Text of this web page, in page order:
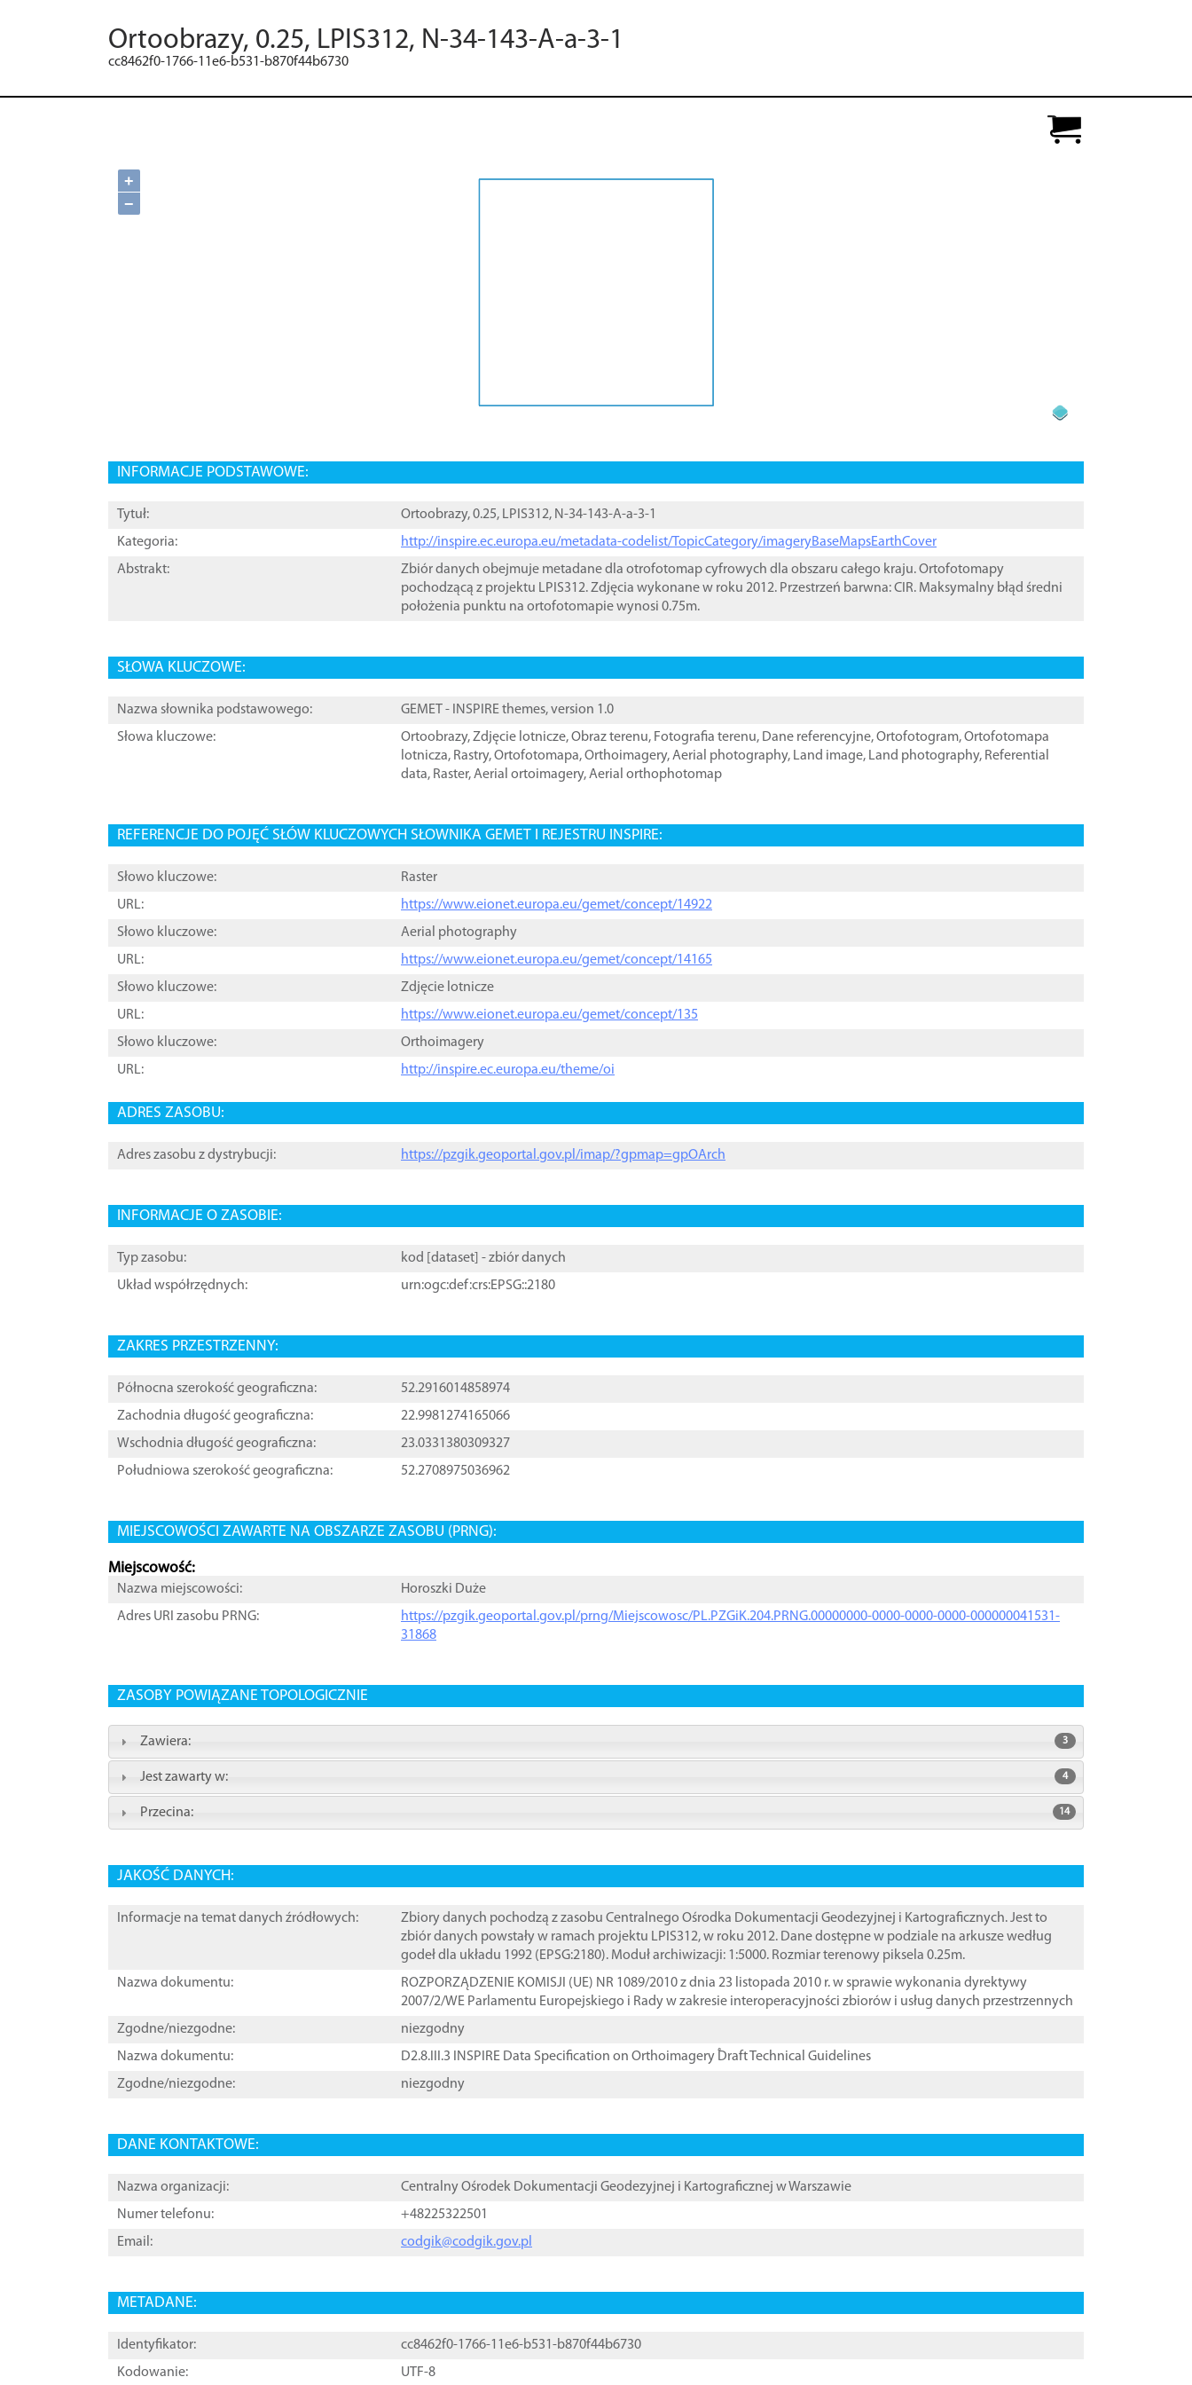
Ortoobrazy, 0.25, LPIS312, N-34-143-A-a-3-1
cc8462f0-1766-11e6-b531-b870f44b6730
+
−
INFORMACJE PODSTAWOWE:
Tytuł:
Ortoobrazy, 0.25, LPIS312, N-34-143-A-a-3-1
Kategoria:
http://inspire.ec.europa.eu/metadata-codelist/TopicCategory/imageryBaseMapsEarthCover
Abstrakt:
Zbiór danych obejmuje metadane dla otrofotomap cyfrowych dla obszaru całego kraju. Ortofotomapy
pochodzącą z projektu LPIS312. Zdjęcia wykonane w roku 2012. Przestrzeń barwna: CIR. Maksymalny błąd średni
położenia punktu na ortofotomapie wynosi 0.75m.
SŁOWA KLUCZOWE:
Nazwa słownika podstawowego:
GEMET - INSPIRE themes, version 1.0
Słowa kluczowe:
Ortoobrazy,Zdjęcie lotnicze,Obraz terenu, Fotografia terenu, Dane referencyjne,Ortofotogram,Ortofotomapa
lotnicza, Rastry,Ortofotomapa,Orthoimagery,Aerial photography, Land image, Land photography, Referential
data, Raster,Aerial ortoimagery,Aerial orthophotomap
REFERENCJE DO POJĘĆ SŁÓW KLUCZOWYCH SŁOWNIKA GEMET I REJESTRU INSPIRE:
Słowo kluczowe:
Raster
URL:
https://www.eionet.europa.eu/gemet/concept/14922
Słowo kluczowe:
Aerial photography
URL:
https://www.eionet.europa.eu/gemet/concept/14165
Słowo kluczowe:
Zdjęcie lotnicze
URL:
https://www.eionet.europa.eu/gemet/concept/135
Słowo kluczowe:
Orthoimagery
URL:
http://inspire.ec.europa.eu/theme/oi
ADRES ZASOBU:
Adres zasobu z dystrybucji: https://pzgik.geoportal.gov.pl/imap/?gpmap=gpOArch
INFORMACJE O ZASOBIE:
Typ zasobu: kod [ dataset ] - zbiór danych
Układ współrzędnych:
urn:ogc:def:crs:EPSG::2180
ZAKRES PRZESTRZENNY:
Północna szerokość geograficzna:
52.2916014858974
Zachodnia długość geograficzna:
22.9981274165066
Wschodnia długość geograficzna:
23.0331380309327
Południowa szerokość geograficzna:
52.2708975036962
MIEJSCOWOŚCI ZAWARTE NA OBSZARZE ZASOBU (PRNG):
Miejscowość:
Nazwa miejscowości:
Horoszki Duże
Adres URI zasobu PRNG:
https://pzgik.geoportal.gov.pl/prng/Miejscowosc/PL.PZGiK.204.PRNG.00000000-0000-0000-0000-000000041531-
31868
ZASOBY POWIĄZANE TOPOLOGICZNIE
Zawiera: 3
Jest zawarty w: 4
Przecina: 14
JAKOŚĆ DANYCH:
Informacje na temat danych źródłowych:
Zbiory danych pochodzą z zasobu Centralnego Ośrodka Dokumentacji Geodezyjnej i Kartograficznych. Jest to
zbiór danych powstały w ramach projektu LPIS312, w roku 2012. Dane dostępne w podziale na arkusze według
godeł dla układu 1992 (EPSG:2180). Moduł archiwizacji: 1:5000. Rozmiar terenowy piksela 0.25m.
Nazwa dokumentu:
ROZPORZĄDZENIE KOMISJI (UE) NR 1089/2010 z dnia 23 listopada 2010 r. w sprawie wykonania dyrektywy
2007/2/WE Parlamentu Europejskiego i Rady w zakresie interoperacyjności zbiorów i usług danych przestrzennych
Zgodne/niezgodne:
niezgodny
Nazwa dokumentu:
D2.8.III.3 INSPIRE Data Specification on Orthoimagery ֠Draft Technical Guidelines
Zgodne/niezgodne:
niezgodny
DANE KONTAKTOWE:
Nazwa organizacji:
Centralny Ośrodek Dokumentacji Geodezyjnej i Kartograficznej w Warszawie
Numer telefonu:
+48225322501
Email:
codgik@codgik.gov.pl
METADANE:
Identyfikator:
cc8462f0-1766-11e6-b531-b870f44b6730
Kodowanie:
UTF-8